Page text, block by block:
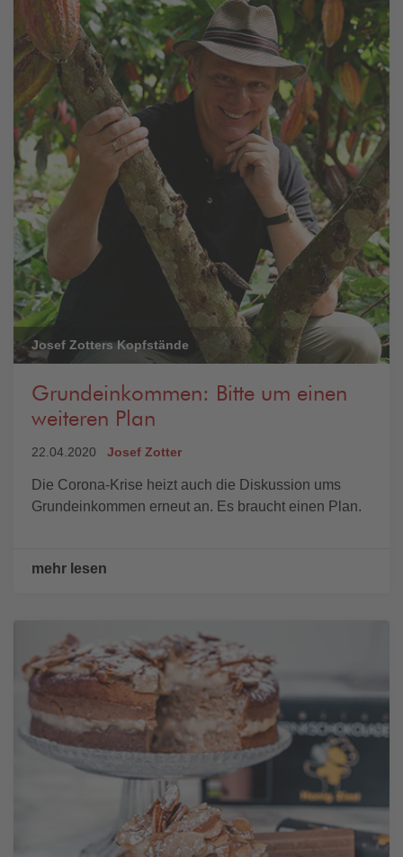
Josef Zotters Kopfstände
Grundeinkommen: Bitte um einen
weiteren Plan
22.04.2020 Josef Zotter
Die Corona-Krise heizt auch die Diskussion ums
Grundeinkommen erneut an. Es braucht einen Plan.
mehr lesen